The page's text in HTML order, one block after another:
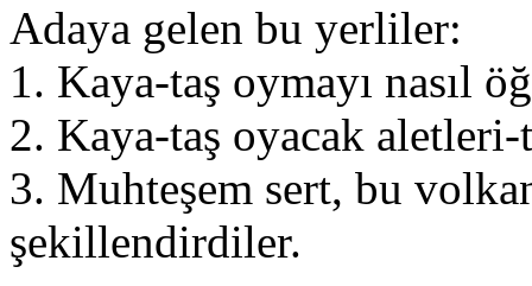
Adaya gelen bu yerliler:
1. Kaya-taş oymayı nasıl
2. Kaya-taş oyacak aletleri-
3. Muhteşem sert, bu
şekillendirdiler.